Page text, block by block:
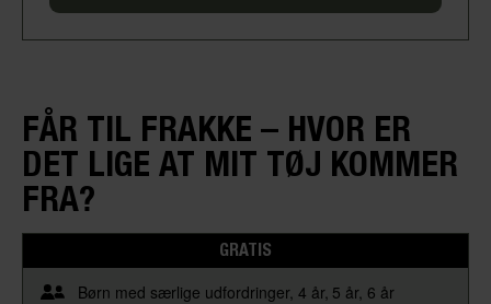
FÅR TIL FRAKKE – HVOR ER
DET LIGE AT MIT TØJ KOMMER
FRA?
GRATIS
Børn med særlige udfordringer 4 år 5 år 6 år